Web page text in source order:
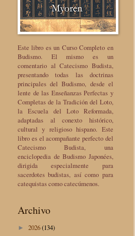
Este libro es un Curso Completo en
Budismo. El mismo es un
comentario al Catecismo Budista,
presentando todas las doctrinas
principales del Budismo, desde el
lente de las Enseñanzas Perfectas y
Completas de la Tradición del Loto,
la Escuela del Loto Reformada,
adaptadas al conexto histórico,
cultural y religioso hispano. Este
libro es el acompañante perfecto del
Catecismo Budista, una
enciclopedia de Budismo Japonées,
dirigida especialmente para
sacerdotes budistas, así como para
catequistas como catecúmenos.
Archivo
► 2026(134)